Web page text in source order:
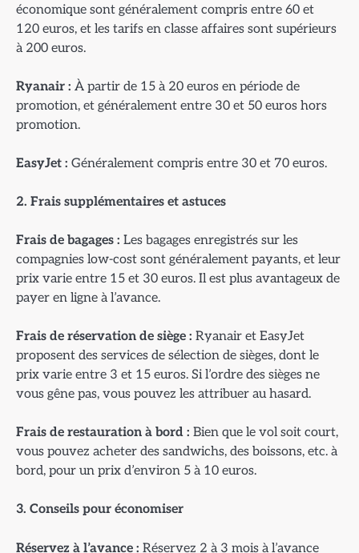
économique sont généralement compris entre 60 et
120 euros, et les tarifs en classe affaires sont supérieurs
à 200 euros.
Ryanair : À partir de 15 à 20 euros en période de
promotion, et généralement entre 30 et 50 euros hors
promotion.
EasyJet : Généralement compris entre 30 et 70 euros.
2. Frais supplémentaires et astuces
Frais de bagages : Les bagages enregistrés sur les
compagnies low-cost sont généralement payants, et leur
prix varie entre 15 et 30 euros. Il est plus avantageux de
payer en ligne à l’avance.
Frais de réservation de siège : Ryanair et EasyJet
proposent des services de sélection de sièges, dont le
prix varie entre 3 et 15 euros. Si l’ordre des sièges ne
vous gêne pas, vous pouvez les attribuer au hasard.
Frais de restauration à bord : Bien que le vol soit court,
vous pouvez acheter des sandwichs, des boissons, etc. à
bord, pour un prix d’environ 5 à 10 euros.
3. Conseils pour économiser
Réservez à l’avance : Réservez 2 à 3 mois à l’avance